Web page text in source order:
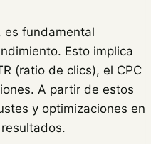
es fundamental
Esto implica
(ratio de clics), el CPC
A partir de estos
y optimizaciones en